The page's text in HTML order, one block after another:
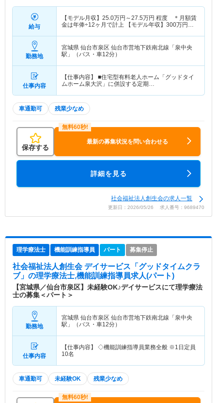
給与
【モデル月収】 25.0万円～27.5万円 程度 ＊月額賃
金は年俸÷12ヶ月で計上 【モデル年収】 300万円～
勤務地
宮城県 仙台市泉区 仙台市営地下鉄南北線「泉中央
駅」（バス・車12分）
仕事内容
【仕事内容】 ■住宅型有料老人ホーム「グッドタイ
ムホーム泉大沢」に併設する定期…
車通勤可 残業少なめ
保存する
最新の募集状況を問い合わせる
詳細を見る
社会福祉法人創生会の求人一覧
更新日：2026/05/26 求人番号：9689470
理学療法士 機能訓練指導員 パート 募集停止
社会福祉法人創生会 デイサービス「グッドタイムクラ
ブ」 の理学療法士,機能訓練指導員求人(パート)
【宮城県／仙台市泉区】未経験OK♪デイサービスにて理学療法
士の募集＜パート＞
勤務地
宮城県 仙台市泉区 仙台市営地下鉄南北線「泉中央
駅」（バス・車12分）
仕事内容
【仕事内容】 ◇機能訓練指導員業務全般 ※1日定員
10名
車通勤可 未経験OK 残業少なめ